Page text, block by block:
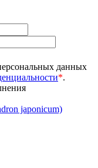
данных
*.
japonicum)